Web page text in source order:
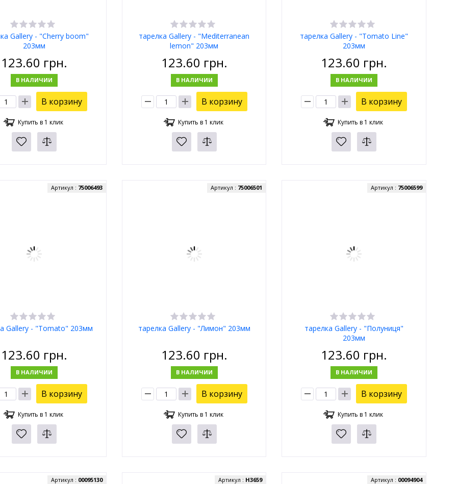
Gallery - "Cherry boom"
203мм
123.60 грн.
В НАЛИЧИИ
В корзину
Купить в 1 клик
тарелка Gallery - "Mediterranean
lemon" 203мм
123.60 грн.
В НАЛИЧИИ
В корзину
Купить в 1 клик
тарелка Gallery - "Tomato Line"
203мм
123.60 грн.
В НАЛИЧИИ
В корзину
Купить в 1 клик
Gallery - "Tomato" 203мм
Артикул : 75006493
123.60 грн.
В НАЛИЧИИ
В корзину
Купить в 1 клик
тарелка Gallery - "Лимон" 203мм
Артикул : 75006501
123.60 грн.
В НАЛИЧИИ
В корзину
Купить в 1 клик
тарелка Gallery - "Полуниця"
203мм
Артикул : 75006599
123.60 грн.
В НАЛИЧИИ
В корзину
Купить в 1 клик
Артикул : 00095130 Артикул : H3659 Артикул : 00094904